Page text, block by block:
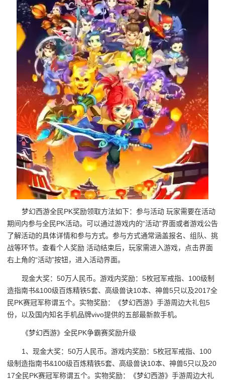
梦幻西游全民PK奖励领取方法如下：参与活动 玩家需要在活动
期间内参与全民PK活动。可以通过游戏内的“活动”界面或者游戏公告
了解活动的具体详情和参与方式。参与方式通常涵盖报名、组队、挑
战等环节。查看个人奖励 活动结束后，玩家需进入游戏，点击界面
右上角的“活动”按钮，进入活动界面。
现金大奖：50万人民币。游戏内奖励：5枚冠军戒指、100级制
造指南书&100级百炼精铁5套、高级兽诀10本、神兽5只以及2017全
民PK赛冠军称谓五个。实物奖励：《梦幻西游》手游周边大礼包5
份，以及国内知名手机品牌vivo提供的五部最新款手机。
《梦幻西游》全民PK争霸赛奖励升级
1、现金大奖：50万人民币。游戏内奖励：5枚冠军戒指、100
级制造指南书&100级百炼精铁5套、高级兽诀10本、神兽5只以及20
17全民PK赛冠军称谓五个。实物奖励：《梦幻西游》手游周边大礼